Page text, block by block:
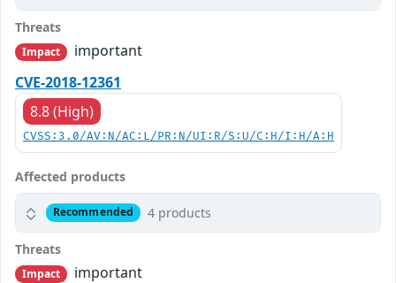
Threats
Impact
important
CVE-2018-12361
8.8 (High)
CVSS:3.0/AV:N/AC:L/PR:N/UI:R/S:U/C:H/I:H/A:H
Affected products
Recommended 4 products
Threats
Impact
important